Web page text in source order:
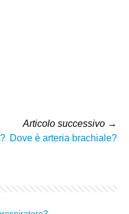
Articolo successivo →
Dove è arteria brachiale?